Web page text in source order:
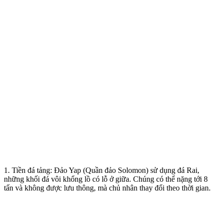
1. Tiền đá tảng: Đảo Yap (Quần đảo Solomon) sử dụng đá Rai,
những khối đá vôi khổng lồ có lỗ ở giữa. Chúng có thể nặng tới 8
tấn và không được lưu thông, mà chủ nhân thay đổi theo thời gian.